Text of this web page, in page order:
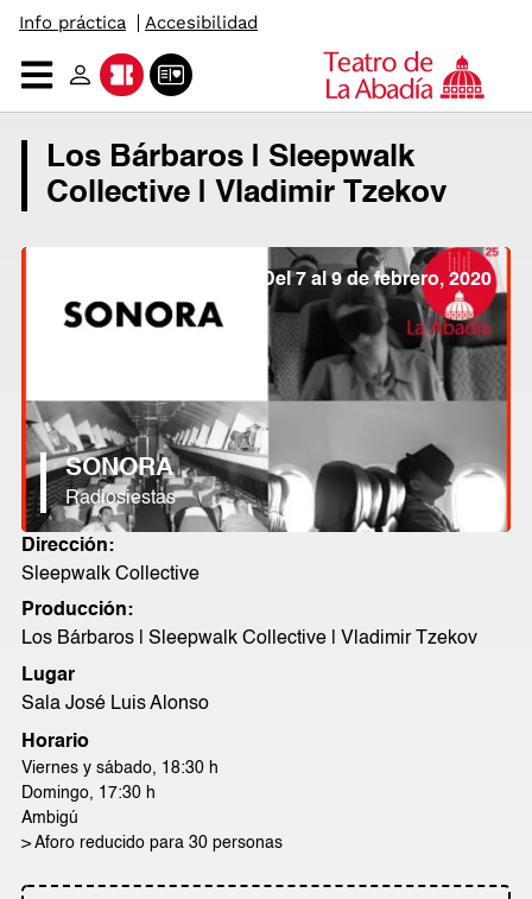
Saltar
al
contenido
Info práctica Accesibilidad
Los Bárbaros | Sleepwalk
Collective | Vladimir Tzekov
SONORA
Radiosiestas
Del 7 al 9 de febrero, 2020
Dirección:
Sleepwalk Collective
Producción:
Los Bárbaros | Sleepwalk Collective | Vladimir Tzekov
Lugar
Sala José Luis Alonso
Horario
Viernes y sábado, 18:30 h
Domingo, 17:30 h
Ambigú
> Aforo reducido para 30 personas